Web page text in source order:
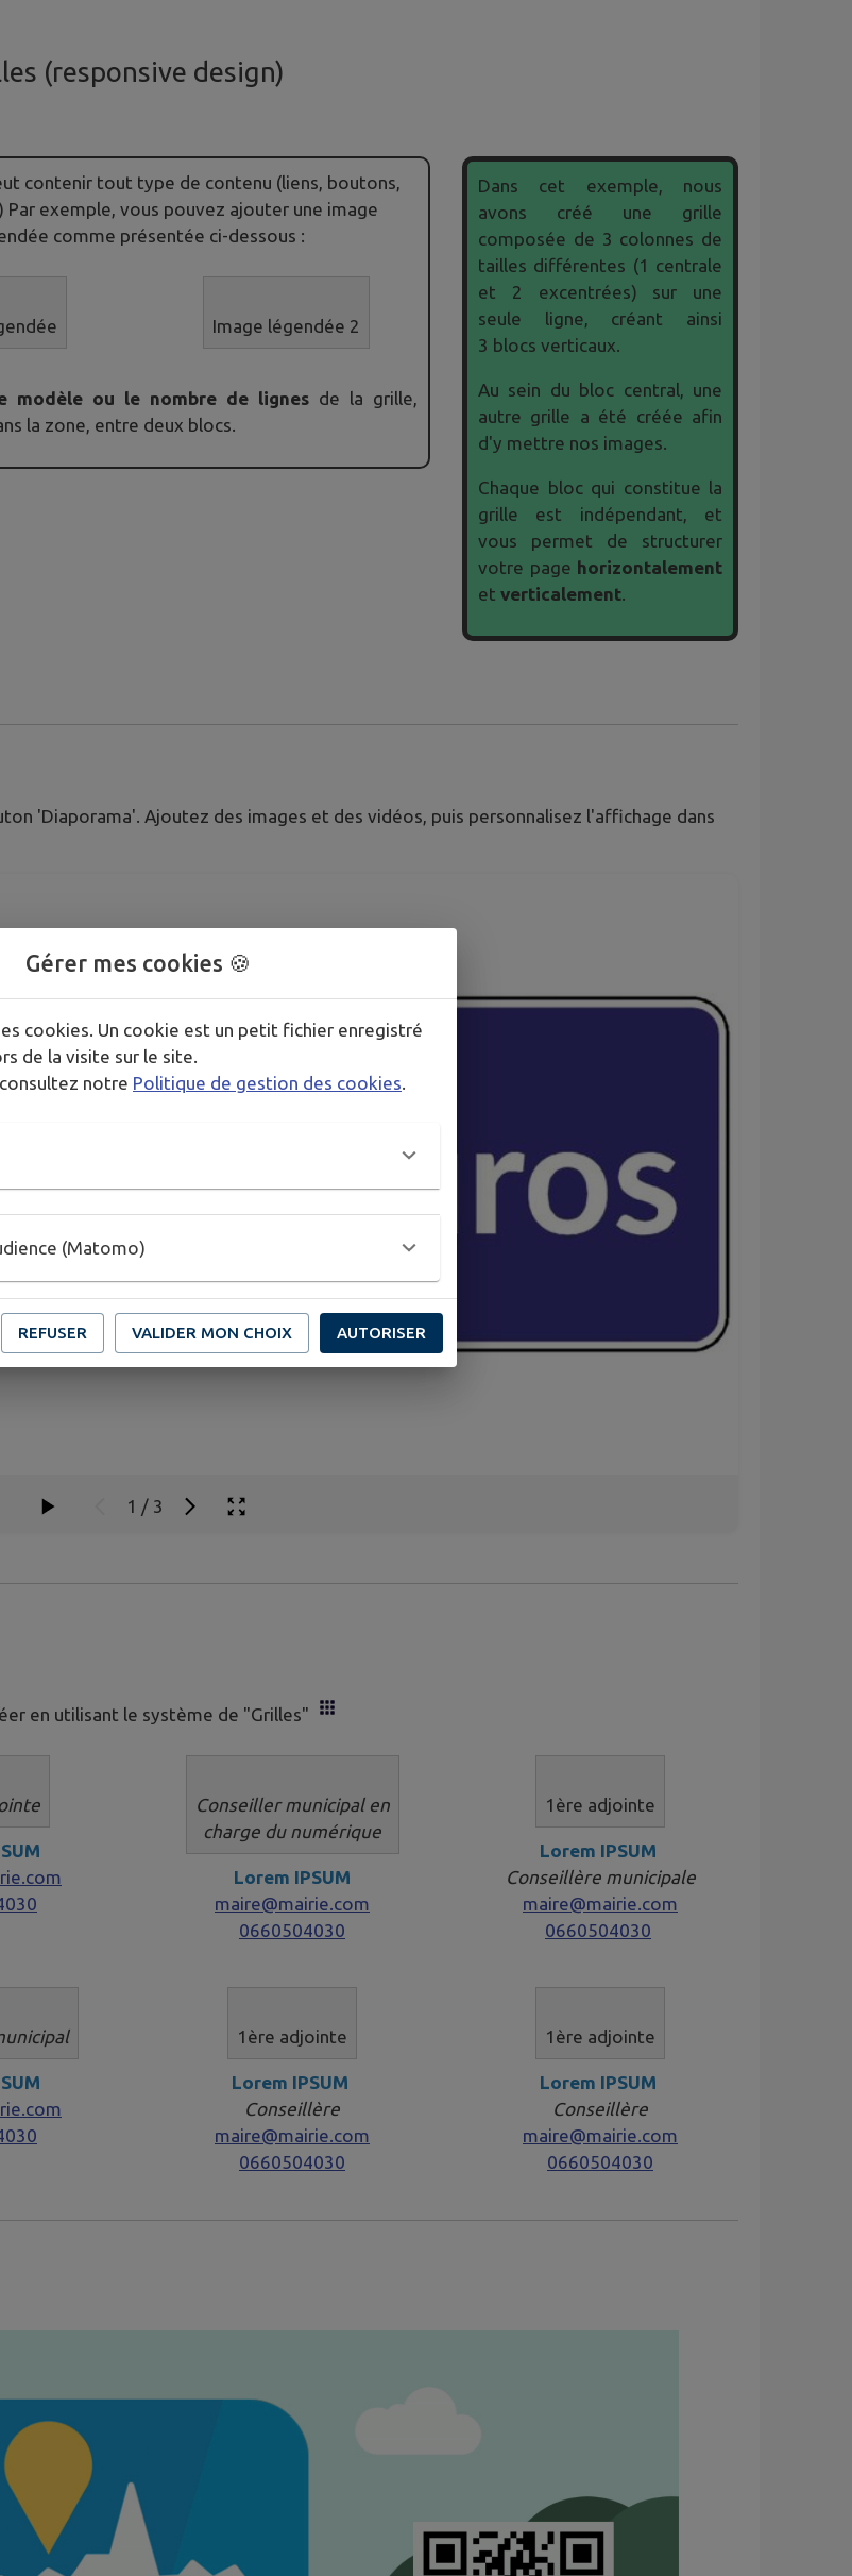
(responsive design)
contenir tout type de contenu (liens, boutons,
Par exemple, vous pouvez ajouter une image
comme présentée ci-dessous :
Image légendée 2
modèle ou le nombre de lignes de la grille,
la zone, entre deux blocs.
Dans cet exemple, nous
avons créé une grille
composée de 3 colonnes de
tailles différentes (1 centrale
et 2 excentrées) sur une
seule ligne, créant ainsi
3 blocs verticaux.
Au sein du bloc central, une
autre grille a été créée afin
d'y mettre nos images.
Chaque bloc qui constitue la
grille est indépendant, et
vous permet de structurer
votre page horizontalement
et verticalement.
'Diaporama'. Ajoutez des images et des vidéos, puis personnalisez l'affichage dans
1 / 3
en utilisant le système de "Grilles"
Conseiller municipal en
​​charge du numérique
Lorem IPSUM
maire@mairie.com
0660504030
1ère adjointe​​​​​
Lorem IPSUM
Conseillère municipale
maire@mairie.com
0660504030
1ère adjointe​​​​​
Lorem IPSUM
Conseillère
maire@mairie.com
0660504030
1ère adjointe​​​​​
Lorem IPSUM
Conseillère
maire@mairie.com
0660504030
Gérer mes cookies 🍪
cookies. Un cookie est un petit fichier enregistré
de la visite sur le site.
notre Politique de gestion des cookies
(Matomo)
REFUSER VALIDER MON CHOIX AUTORISER